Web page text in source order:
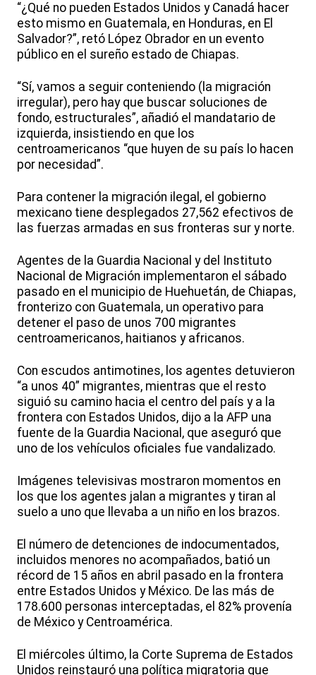
“¿Qué no pueden Estados Unidos y Canadá hacer
esto mismo en Guatemala, en Honduras, en El
Salvador?”, retó López Obrador en un evento
público en el sureño estado de Chiapas.
“Sí, vamos a seguir conteniendo (la migración
irregular), pero hay que buscar soluciones de
fondo, estructurales”, añadió el mandatario de
izquierda, insistiendo en que los
centroamericanos “que huyen de su país lo hacen
por necesidad”.
Para contener la migración ilegal, el gobierno
mexicano tiene desplegados 27,562 efectivos de
las fuerzas armadas en sus fronteras sur y norte.
Agentes de la Guardia Nacional y del Instituto
Nacional de Migración implementaron el sábado
pasado en el municipio de Huehuetán, de Chiapas,
fronterizo con Guatemala, un operativo para
detener el paso de unos 700 migrantes
centroamericanos, haitianos y africanos.
Con escudos antimotines, los agentes detuvieron
“a unos 40” migrantes, mientras que el resto
siguió su camino hacia el centro del país y a la
frontera con Estados Unidos, dijo a la AFP una
fuente de la Guardia Nacional, que aseguró que
uno de los vehículos oficiales fue vandalizado.
Imágenes televisivas mostraron momentos en
los que los agentes jalan a migrantes y tiran al
suelo a uno que llevaba a un niño en los brazos.
El número de detenciones de indocumentados,
incluidos menores no acompañados, batió un
récord de 15 años en abril pasado en la frontera
entre Estados Unidos y México. De las más de
178.600 personas interceptadas, el 82% provenía
de México y Centroamérica.
El miércoles último, la Corte Suprema de Estados
Unidos reinstauró una política migratoria que